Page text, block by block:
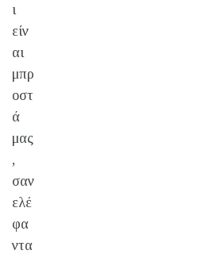
ι
είν
αι
μπρ
οστ
ά
μας
,
σαν
ελέ
φα
ντα